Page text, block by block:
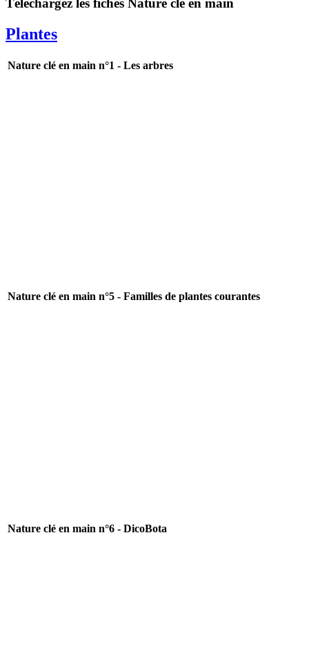
Téléchargez les fiches Nature clé en main
Plantes
Nature clé en main n°1 - Les arbres
Nature clé en main n°5 - Familles de plantes courantes
Nature clé en main n°6 - DicoBota